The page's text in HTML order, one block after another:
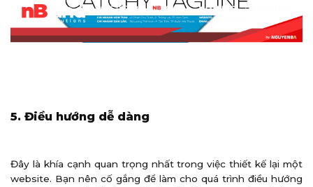
5. Điều hướng dễ dàng
Đây là khía cạnh quan trọng nhất trong việc thiết kế lại một
website. Bạn nên cố gắng để làm cho quá trình điều hướng